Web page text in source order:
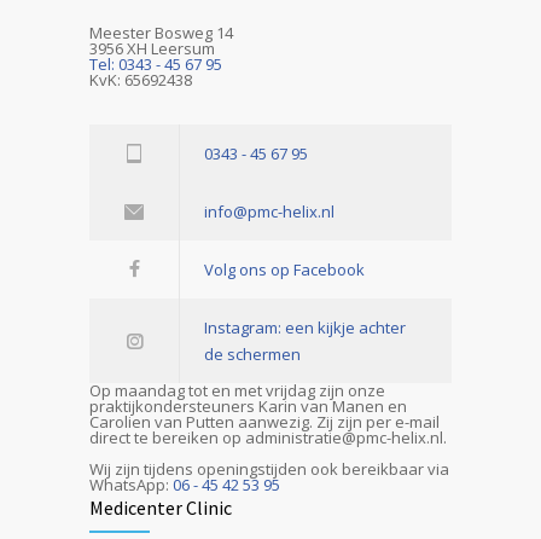
Meester Bosweg 14
3956 XH Leersum
Tel: 0343 - 45 67 95
KvK: 65692438
0343 - 45 67 95
info@pmc-helix.nl
Volg ons op Facebook
Instagram: een kijkje achter
de schermen
Op maandag tot en met vrijdag zijn onze
praktijkondersteuners Karin van Manen en
Carolien van Putten aanwezig. Zij zijn per e-mail
direct te bereiken op administratie@pmc-helix.nl.
Wij zijn tijdens openingstijden ook bereikbaar via
WhatsApp: 06 - 45 42 53 95
Medicenter Clinic